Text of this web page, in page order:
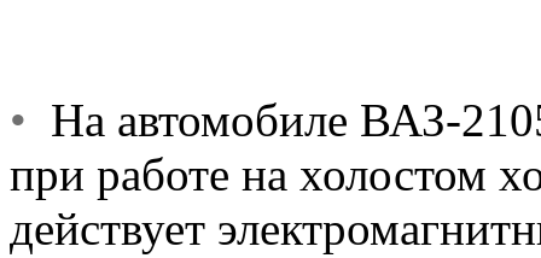
• На автомобиле ВАЗ-
при работе на холостом
действует